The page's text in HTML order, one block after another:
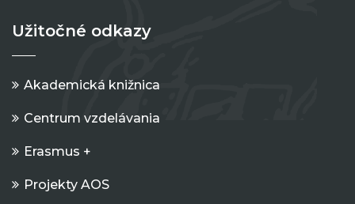
Užitočné odkazy
Akademická knižnica
Centrum vzdelávania
Erasmus +
Projekty AOS